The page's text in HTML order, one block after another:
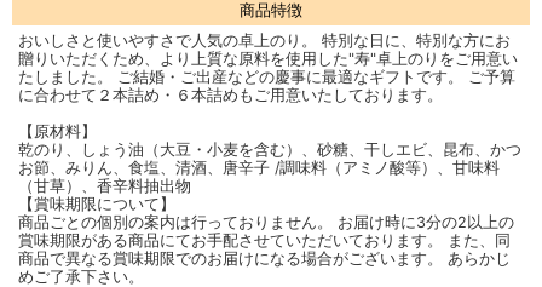
商品特徴
おいしさと使いやすさで人気の卓上のり。 特別な日に、特別な方にお
贈りいただくため、より上質な原料を使用した"寿"卓上のりをご用意い
たしました。 ご結婚・ご出産などの慶事に最適なギフトです。 ご予算
に合わせて２本詰め・６本詰めもご用意いたしております。
【原材料】
乾のり、しょう油（大豆・小麦を含む）、砂糖、干しエビ、昆布、かつ
お節、みりん、食塩、清酒、唐辛子 /調味料（アミノ酸等）、甘味料
（甘草）、香辛料抽出物
【賞味期限について】
商品ごとの個別の案内は行っておりません。 お届け時に3分の2以上の
賞味期限がある商品にてお手配させていただいております。 また、同
商品で異なる賞味期限でのお届けになる場合がございます。 あらかじ
めご了承下さい。